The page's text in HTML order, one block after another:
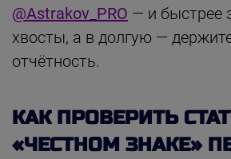
@Astrakov_PRO — и быстрее
хвосты, а в долгую —
отчётность.
КАК ПРОВЕРИТЬ
«ЧЕСТНОМ ЗНАКЕ»